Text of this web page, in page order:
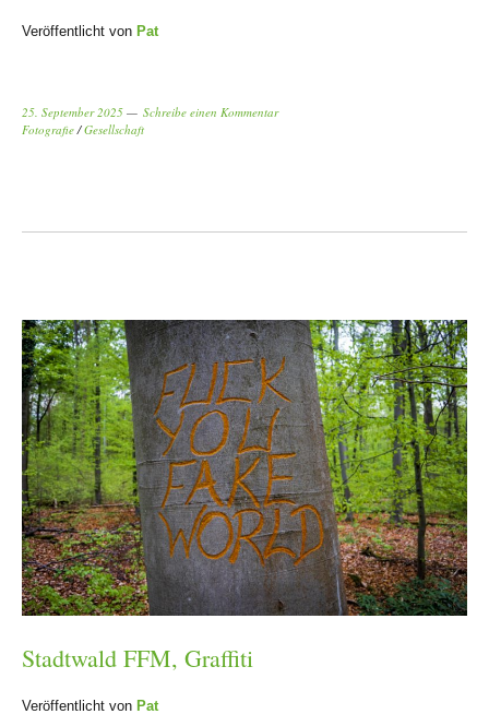
Veröffentlicht von Pat
25. September 2025
Schreibe einen Kommentar
Fotografie /Gesellschaft
Stadtwald FFM, Graffiti
Veröffentlicht von Pat